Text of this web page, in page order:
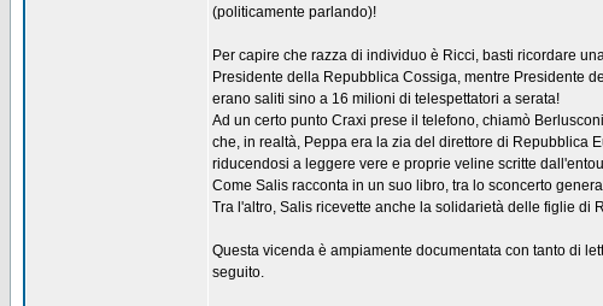
(politicamente parlando)!
Per capire che razza di individuo è Ricci, basti ricordare
Presidente della Repubblica Cossiga, mentre Presidente
erano saliti sino a 16 milioni di telespettatori a serata!
Ad un certo punto Craxi prese il telefono, chiamò
che, in realtà, Peppa era la zia del direttore di Repubblica
riducendosi a leggere vere e proprie veline scritte
Come Salis racconta in un suo libro, tra lo sconcerto
Tra l'altro, Salis ricevette anche la solidarietà delle figlie di
Questa vicenda è ampiamente documentata con tanto di
seguito.